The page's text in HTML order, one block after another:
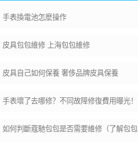
​手表換電池怎麽操作
​皮具包包維修 上海包包維修
​皮具自己如何保養 奢侈品牌皮具保養
手表壞了去哪修？不同故障修復費用曝光！
如何判斷蔻馳包包是否需要維修（了解包包